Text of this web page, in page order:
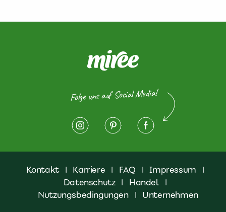
Folge uns auf Social Media!
Kontakt | Karriere | FAQ | Impressum
|
Datenschutz | Handel
|
Nutzungsbedingungen
| Unternehmen